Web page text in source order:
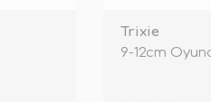
Trixie
9-12cm